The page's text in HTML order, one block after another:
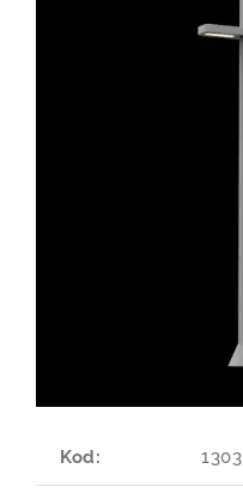
Kod: 1303